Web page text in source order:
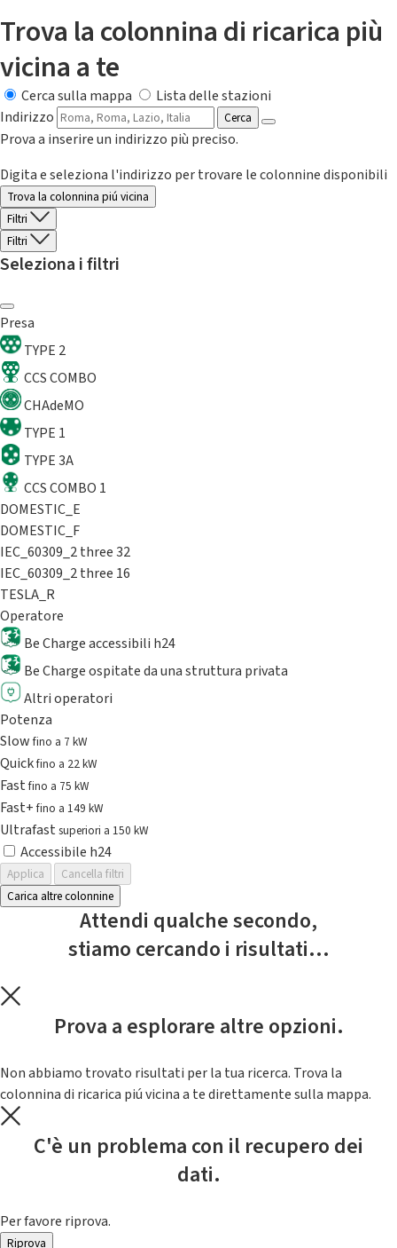
Trova la colonnina di ricarica più
vicina a te
Cerca sulla mappa
Lista delle stazioni
Indirizzo
Cerca
Prova a inserire un indirizzo più preciso.
Digita e seleziona l'indirizzo per trovare le colonnine disponibili
Trova la colonnina piú vicina
Filtri
Filtri
Seleziona i filtri
Presa
TYPE 2
CCS COMBO
CHAdeMO
TYPE 1
TYPE 3A
CCS COMBO 1
DOMESTIC_E
DOMESTIC_F
IEC_60309_2 three 32
IEC_60309_2 three 16
TESLA_R
Operatore
Be Charge accessibili h24
Be Charge ospitate da una struttura privata
Altri operatori
Potenza
Slowfino a 7 kW
Quickfino a 22 kW
Fastfino a 75 kW
Fast+fino a 149 kW
Ultrafast superiori a 150 kW
Accessibile h24
Applica
Cancella filtri
Carica altre colonnine
Attendi qualche secondo,
stiamo cercando i risultati...
Prova a esplorare altre opzioni.
Non abbiamo trovato risultati per la tua ricerca. Trova la
colonnina di ricarica piú vicina a te direttamente sulla mappa.
C'è un problema con il recupero dei
dati.
Per favore riprova.
Riprova